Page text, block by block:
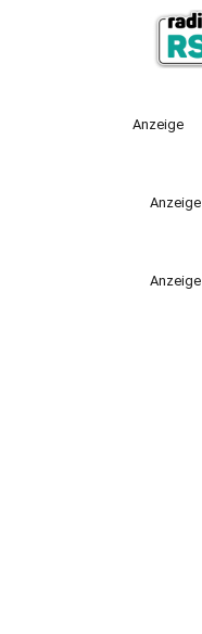
Anzeige
Anzeige
Anzeige